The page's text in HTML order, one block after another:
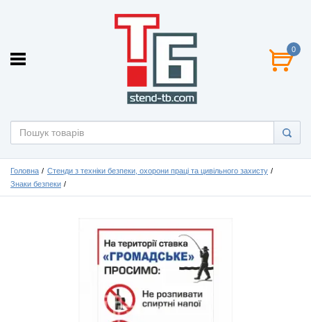
0
Головна
Стенди з техніки безпеки, охорони праці та цивільного захисту
Знаки безпеки